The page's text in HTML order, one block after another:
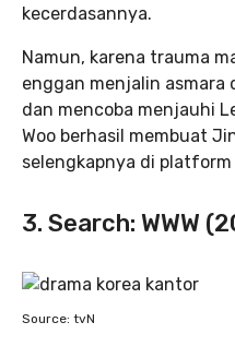
kecerdasannya.
Namun, karena trauma
enggan menjalin asmara
dan mencoba menjauhi
Woo berhasil membuat
selengkapnya di
3. Search: WWW
Source: tvN